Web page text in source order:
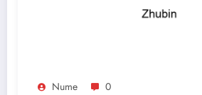
Nume 0